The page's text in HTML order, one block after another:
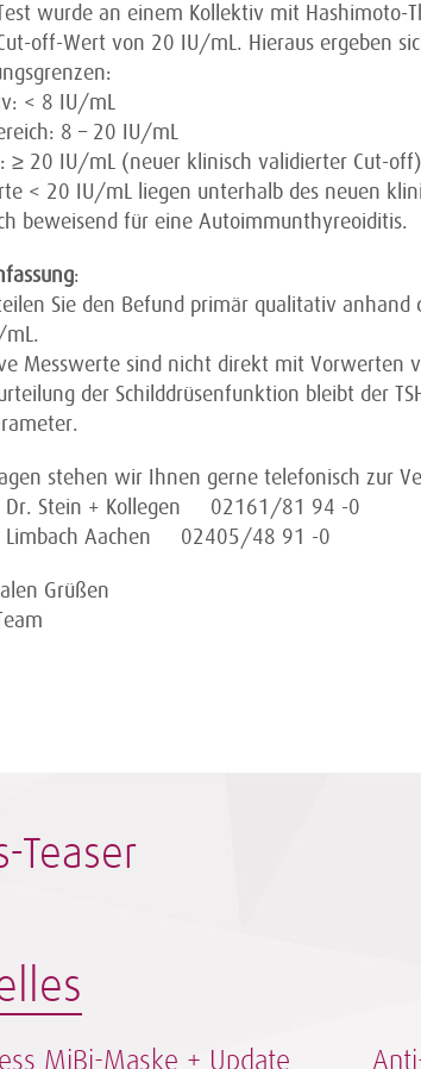
wurde an einem Kollektiv mit Hashimoto-
off-Wert von 20 IU/mL. Hieraus ergeben
< 8 IU/mL
8 – 20 IU/mL
20 IU/mL (neuer klinisch validierter Cut-off)
< 20 IU/mL liegen unterhalb des neuen
beweisend für eine Autoimmunthyreoiditis.
:
Sie den Befund primär qualitativ anhand
Messwerte sind nicht direkt mit Vorwerten
der Schilddrüsenfunktion bleibt der
stehen wir Ihnen gerne telefonisch zur
Dr. Stein + Kollegen 02161/81 94 -0
Limbach Aachen 02405/48 91 -0
Grüßen
Teaser
MiBi-Maske + Update